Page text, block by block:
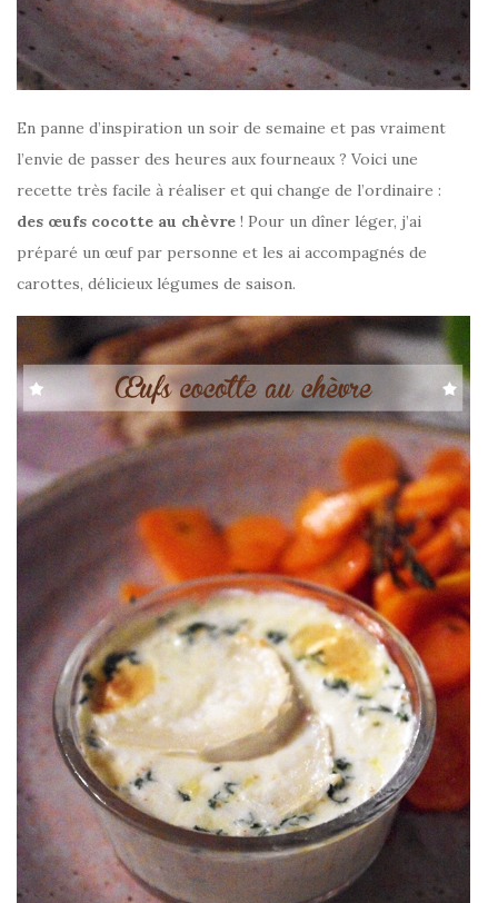
En panne d’inspiration un soir de semaine et pas vraiment
l’envie de passer des heures aux fourneaux ? Voici une
recette très facile à réaliser et qui change de l’ordinaire :
des œufs cocotte au chèvre ! Pour un dîner léger, j’ai
préparé un œuf par personne et les ai accompagnés de
carottes, délicieux légumes de saison.